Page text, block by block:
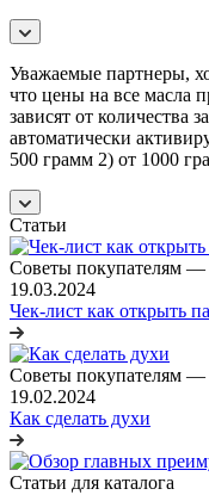
Уважаемые партнеры,
что цены на все масла
зависят от количества
автоматически
500 грамм 2) от 1000
Статьи
Советы покупателям —
19.03.2024
Чек-лист как открыть
Советы покупателям —
19.02.2024
Как сделать духи
Статьи для каталога